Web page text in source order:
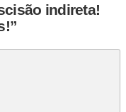
indireta!